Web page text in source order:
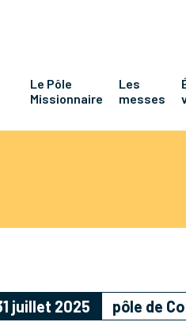
Le Pôle
Missionnaire
Les
messes
juillet 2025 pôle de